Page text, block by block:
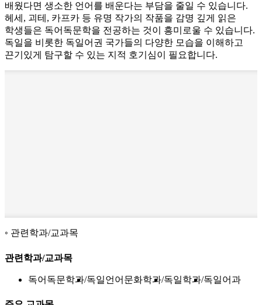
배웠다면 생소한 언어를 배운다는 부담을 줄일 수 있습니다.
헤세, 괴테, 카프카 등 유명 작가의 작품을 감명 깊게 읽은
학생들은 독어독문학을 전공하는 것이 흥미로울 수 있습니다.
독일을 비롯한 독일어권 국가들의 다양한 모습을 이해하고
끈기있게 탐구할 수 있는 지적 호기심이 필요합니다.
관련학과/교과목
관련학과/교과목
독어독문학과 독일언어문화학과 독일학과 독일어과